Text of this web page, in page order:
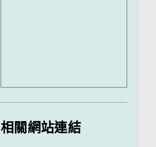
相關網站連結